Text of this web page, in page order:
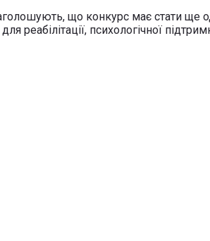
що конкурс має стати ще
реабілітації, психологічної